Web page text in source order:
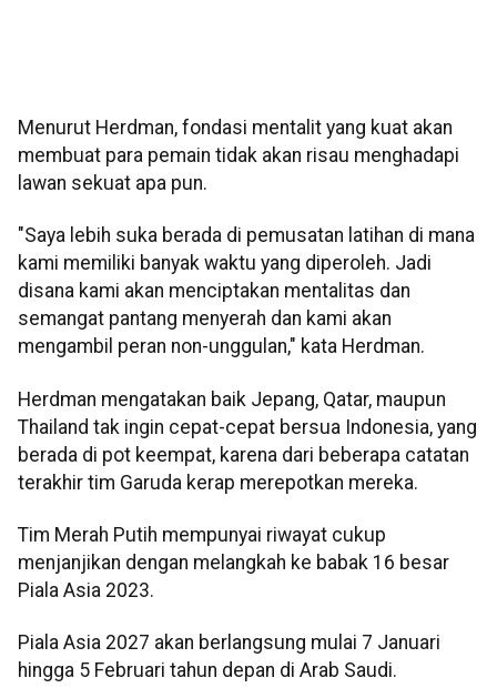
Menurut Herdman, fondasi mentalit yang kuat akan
membuat para pemain tidak akan risau menghadapi
lawan sekuat apa pun.
"Saya lebih suka berada di pemusatan latihan di mana
kami memiliki banyak waktu yang diperoleh. Jadi
disana kami akan menciptakan mentalitas dan
semangat pantang menyerah dan kami akan
mengambil peran non-unggulan," kata Herdman.
Herdman mengatakan baik Jepang, Qatar, maupun
Thailand tak ingin cepat-cepat bersua Indonesia, yang
berada di pot keempat, karena dari beberapa catatan
terakhir tim Garuda kerap merepotkan mereka.
Tim Merah Putih mempunyai riwayat cukup
menjanjikan dengan melangkah ke babak 16 besar
Piala Asia 2023.
Piala Asia 2027 akan berlangsung mulai 7 Januari
hingga 5 Februari tahun depan di Arab Saudi.